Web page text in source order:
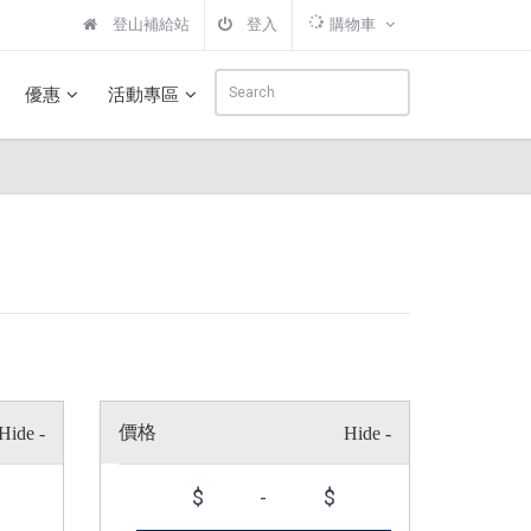
登山補給站 登入 購物車
優惠 活動專區
價格
$ - $